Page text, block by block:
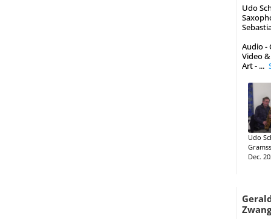
Udo
Audio -
Video
Art - ...
Udo
Dec.